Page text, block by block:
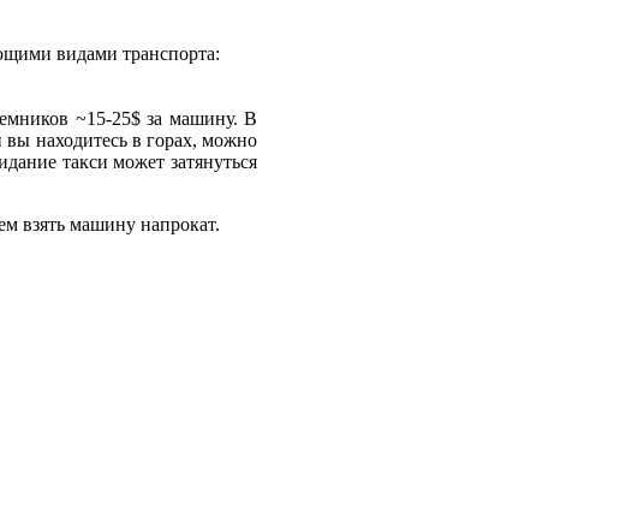
видами транспорта:
~15-25$ за машину. В
находитесь в горах, можно
такси может затянуться
взять машину напрокат.